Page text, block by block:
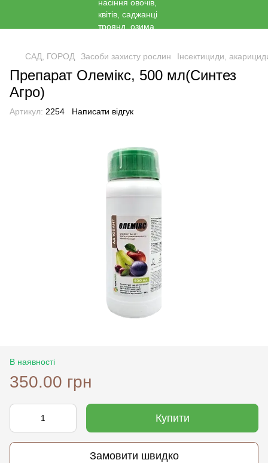
САД, ГОРОД Засоби захисту рослин Інсектициди,
Препарат Олемікс, 500 мл(Синтез
Агро)
Артикул: 2254 Написати відгук
В наявності
350.00 грн
Купити
Замовити швидко